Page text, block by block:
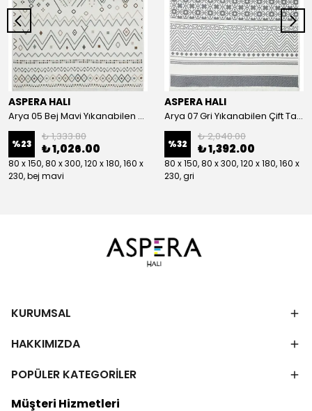
ASPERA HALI
Arya 05 Bej Mavi Yıkanabilen Çift Taraflı Kilim
%23
₺ 1,333.80
₺ 1,026.00
80 x 150, 80 x 300, 120 x 180, 160 x
230, bej mavi
ASPERA HALI
Arya 07 Gri Yıkanabilen Çift Taraflı Kilim
%32
₺ 2,040.00
₺ 1,392.00
80 x 150, 80 x 300, 120 x 180, 160 x
230, gri
KURUMSAL
HAKKIMIZDA
POPÜLER KATEGORİLER
Müşteri Hizmetleri